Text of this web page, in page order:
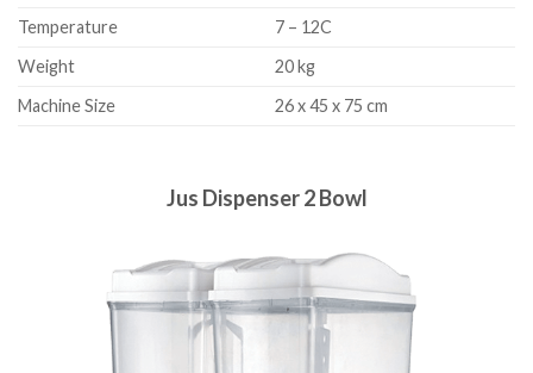
Temperature
7 – 12C
Weight
20 kg
Machine Size
26 x 45 x 75 cm
Jus Dispenser 2 Bowl